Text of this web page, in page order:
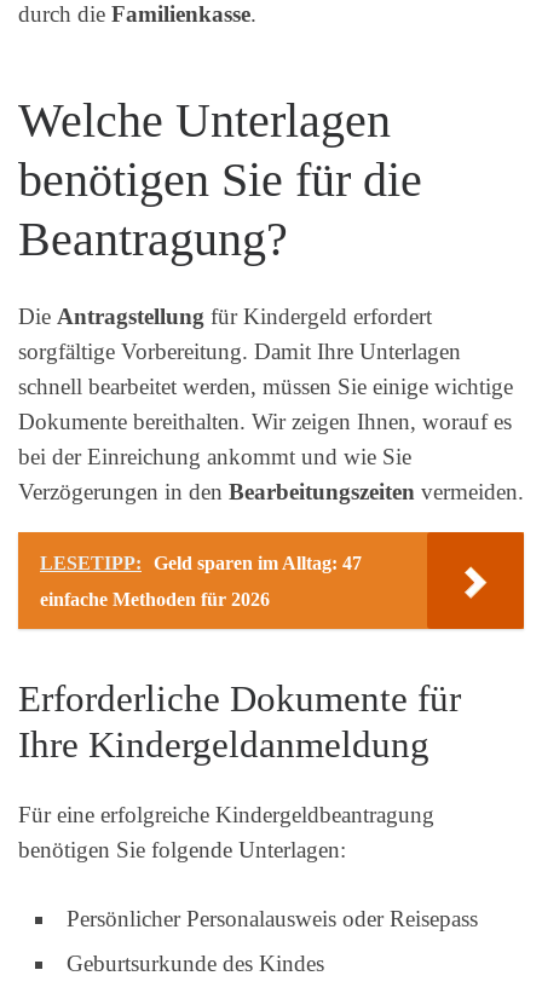
durch die Familienkasse.
Welche Unterlagen
benötigen Sie für die
Beantragung?
Die Antragstellung für Kindergeld erfordert
sorgfältige Vorbereitung. Damit Ihre Unterlagen
schnell bearbeitet werden, müssen Sie einige wichtige
Dokumente bereithalten. Wir zeigen Ihnen, worauf es
bei der Einreichung ankommt und wie Sie
Verzögerungen in den Bearbeitungszeiten vermeiden.
LESETIPP:
Geld sparen im Alltag: 47
einfache Methoden für 2026
Erforderliche Dokumente für
Ihre Kindergeldanmeldung
Für eine erfolgreiche Kindergeldbeantragung
benötigen Sie folgende Unterlagen:
Persönlicher Personalausweis oder Reisepass
Geburtsurkunde des Kindes